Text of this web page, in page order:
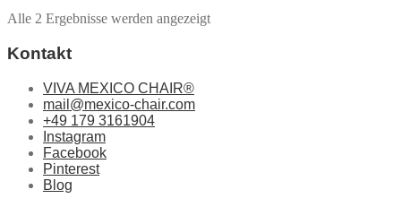
mehrere
Varianten
können
auf
Alle 2 Ergebnisse werden angezeigt
Kontakt
VIVA MEXICO CHAIR®
mail@mexico-chair.com
+49 179 3161904
Instagram
Facebook
Pinterest
Blog